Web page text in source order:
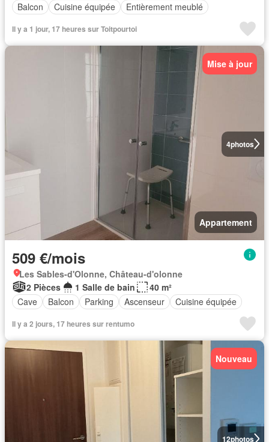
Balcon
Cuisine équipée Entièrement meublé
Il y a 1 jour, 17 heures sur Toitpourtoi
4photos
Mise à jour
Appartement
509 €/mois
Les Sables-d'Olonne, Château-d'olonne
2 Pièces
1 Salle de bain
40 m²
Cave
Balcon Parking Ascenseur Cuisine équipée
Il y a 2 jours, 17 heures sur rentumo
12photos
Nouveau